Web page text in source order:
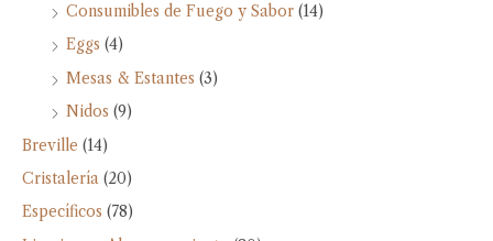
Consumibles de Fuego y Sabor (14)
Eggs (4)
Mesas & Estantes (3)
Nidos (9)
Breville (14)
Cristalería (20)
Específicos (78)